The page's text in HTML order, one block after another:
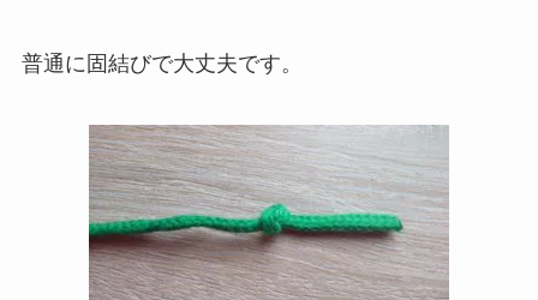
普通に固結びで大丈夫です。